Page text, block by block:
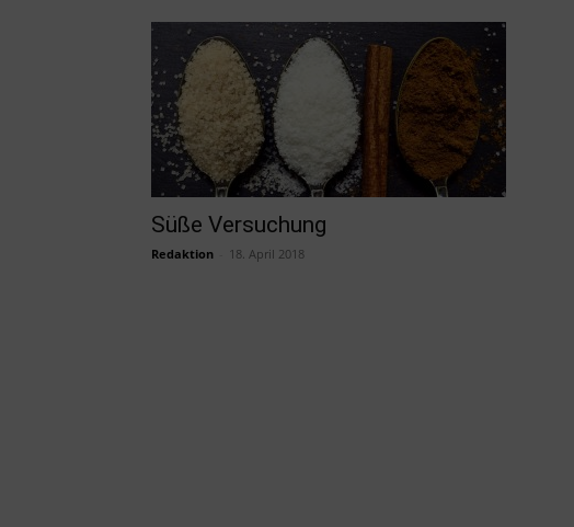
Süße Versuchung
Redaktion 18. April 2018